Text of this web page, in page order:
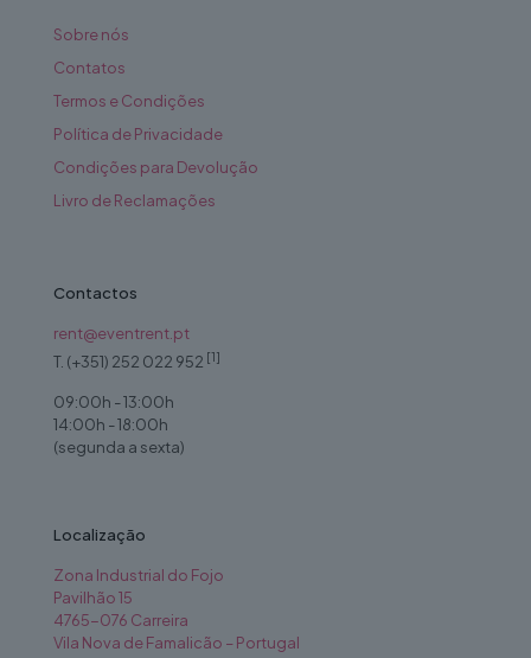
Sobre nós
Contatos
Termos e Condições
Política de Privacidade
Condições para Devolução
Livro de Reclamações
Contactos
rent@eventrent.pt
T. (+351) 252 022 952 [1]
09:00h - 13:00h
14:00h - 18:00h
(segunda a sexta)
Localização
Zona Industrial do Fojo
Pavilhão 15
4765-076 Carreira
Vila Nova de Famalicão – Portugal